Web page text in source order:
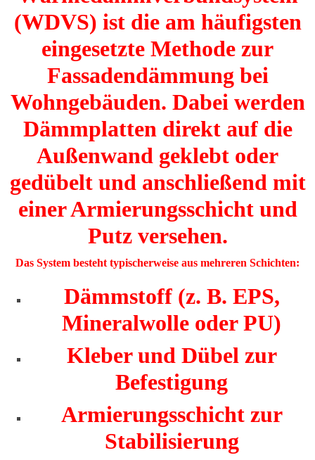
(WDVS) ist die am häufigsten
eingesetzte Methode zur
Fassadendämmung bei
Wohngebäuden. Dabei werden
Dämmplatten direkt auf die
Außenwand geklebt oder
gedübelt und anschließend mit
einer Armierungsschicht und
Putz versehen.
Das System besteht typischerweise aus mehreren Schichten:
Dämmstoff (z. B. EPS,
Mineralwolle oder PU)
Kleber und Dübel zur
Befestigung
Armierungsschicht zur
Stabilisierung